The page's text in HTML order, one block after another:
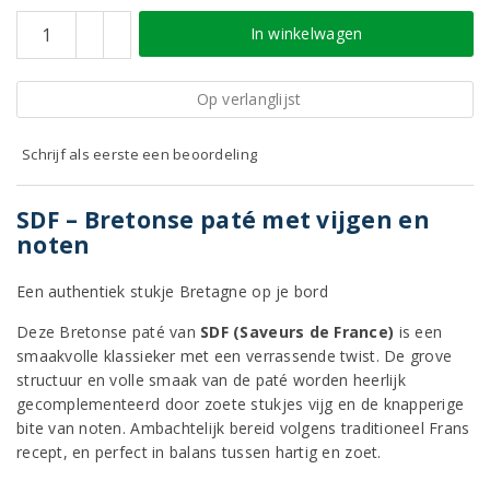
In winkelwagen
Op verlanglijst
Schrijf als eerste een beoordeling
SDF – Bretonse paté met vijgen en
noten
Een authentiek stukje Bretagne op je bord
Deze Bretonse paté van SDF (Saveurs de France) is een
smaakvolle klassieker met een verrassende twist. De grove
structuur en volle smaak van de paté worden heerlijk
gecomplementeerd door zoete stukjes vijg en de knapperige
bite van noten. Ambachtelijk bereid volgens traditioneel Frans
recept, en perfect in balans tussen hartig en zoet.